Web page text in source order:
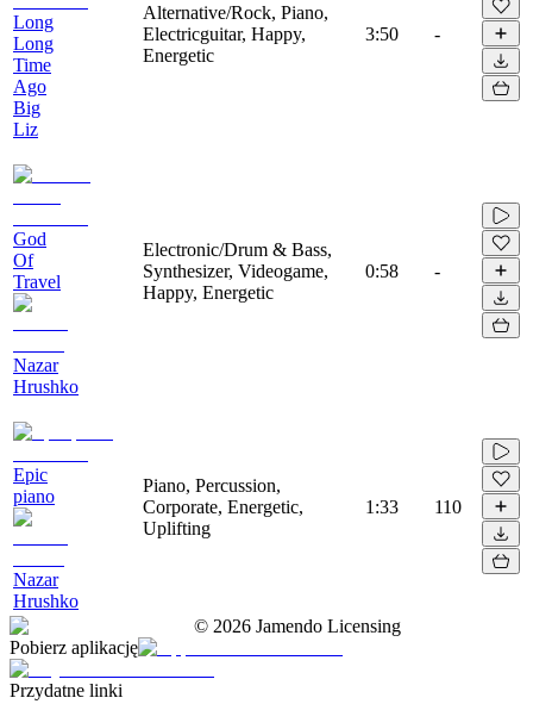
Long
Long
Time
Ago
Big
Liz
Alternative/Rock, Piano,
Electricguitar, Happy,
Energetic
3:50 -
God
Of
Travel
Nazar
Hrushko
Electronic/Drum & Bass,
Synthesizer, Videogame,
Happy, Energetic
0:58 -
Epic
piano
Nazar
Hrushko
Piano, Percussion,
Corporate, Energetic,
Uplifting
1:33 110
© 2026 Jamendo Licensing
Pobierz aplikację
Przydatne linki